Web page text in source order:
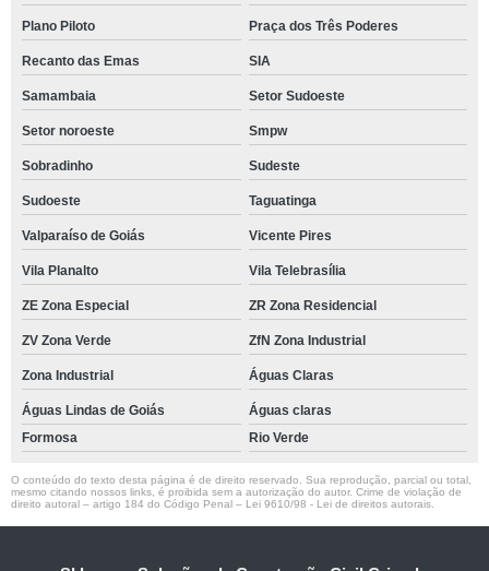
Plano Piloto Praça dos Três Poderes
Recanto das Emas SIA
Samambaia Setor Sudoeste
Setor noroeste Smpw
Sobradinho Sudeste
Sudoeste Taguatinga
Valparaíso de Goiás Vicente Pires
Vila Planalto Vila Telebrasília
ZE Zona Especial ZR Zona Residencial
ZV Zona Verde ZfN Zona Industrial
Zona Industrial Águas Claras
Águas Lindas de Goiás
Águas claras
Formosa
Rio Verde
O conteúdo do texto desta página é de direito reservado. Sua reprodução, parcial ou total,
mesmo citando nossos links, é proibida sem a autorização do autor. Crime de violação de
direito autoral – artigo 184 do Código Penal – Lei 9610/98 - Lei de direitos autorais